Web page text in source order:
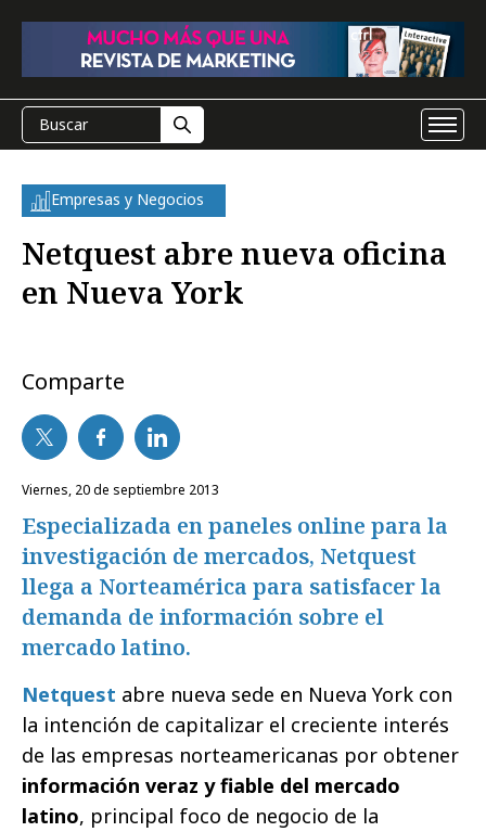
Empresas y Negocios
Netquest abre nueva oficina
en Nueva York
Comparte
viernes, 20 de septiembre 2013
Especializada en paneles online para la
investigación de mercados, Netquest
llega a Norteamérica para satisfacer la
demanda de información sobre el
mercado latino.
Netquest abre nueva sede en Nueva York con
la intención de capitalizar el creciente interés
de las empresas norteamericanas por obtener
información veraz y fiable del mercado
latino, principal foco de negocio de la